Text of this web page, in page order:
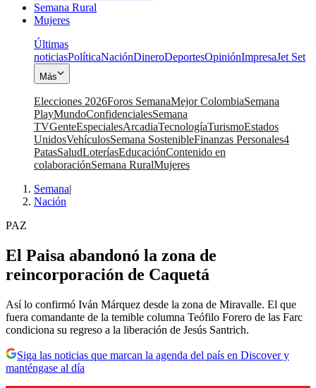
Semana Rural
Mujeres
Últimas
noticiasPolíticaNaciónDineroDeportesOpiniónImpresaJet Set
Más
Elecciones 2026Foros SemanaMejor ColombiaSemana
PlayMundoConfidencialesSemana
TVGenteEspecialesArcadiaTecnologíaTurismoEstados
UnidosVehículosSemana SostenibleFinanzas Personales4
PatasSaludLoteríasEducaciónContenido en
colaboraciónSemana RuralMujeres
Semana|
Nación
PAZ
El Paisa abandonó la zona de
reincorporación de Caquetá
Así lo confirmó Iván Márquez desde la zona de Miravalle. El que
fuera comandante de la temible columna Teófilo Forero de las Farc
condiciona su regreso a la liberación de Jesús Santrich.
Siga las noticias que marcan la agenda del país en Discover y
manténgase al día